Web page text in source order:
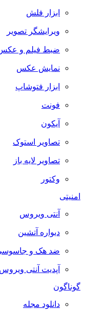
ابزار فلش
ویرایشگر تصویر
ضبط فيلم و عكس
نمایش عکس
ابزار فتوشاپ
فونت
آیکون
تصاویر استوک
تصاویر لایه باز
وکتور
امنیتی
آنتی ویروس
دیواره آتشین
ضد هک و جاسوسی
آپدیت آنتی ویروس
گوناگون
دانلود مجله